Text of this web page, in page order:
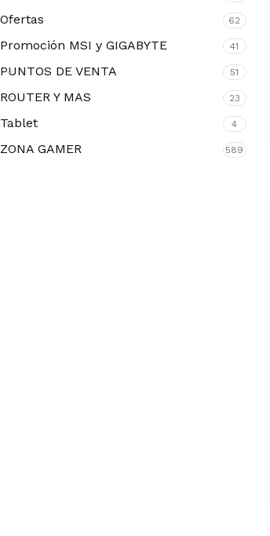
Ofertas 62
Promoción MSI y GIGABYTE 41
PUNTOS DE VENTA 51
ROUTER Y MAS 23
Tablet 4
ZONA GAMER 589